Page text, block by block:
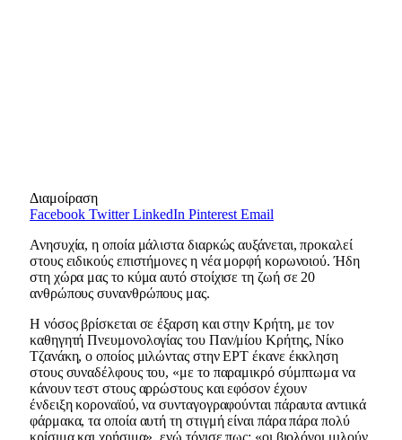
Διαμοίραση
Facebook Twitter LinkedIn Pinterest Email
Ανησυχία, η οποία μάλιστα διαρκώς αυξάνεται, προκαλεί
στους ειδικούς επιστήμονες η νέα μορφή κορωνοιού. Ήδη
στη χώρα μας το κύμα αυτό στοίχισε τη ζωή σε 20
ανθρώπους συνανθρώπους μας.
Η νόσος βρίσκεται σε έξαρση και στην Κρήτη, με τον
καθηγητή Πνευμονολογίας του Παν/μίου Κρήτης, Νίκο
Τζανάκη, ο οποίος μιλώντας στην ΕΡΤ έκανε έκκληση
στους συναδέλφους του, «με το παραμικρό σύμπτωμα να
κάνουν τεστ στους αρρώστους και εφόσον έχουν
ένδειξη κοροναϊού, να συνταγογραφούνται πάραυτα αντιικά
φάρμακα, τα οποία αυτή τη στιγμή είναι πάρα πάρα πολύ
κρίσιμα και χρήσιμα», ενώ τόνισε πως: «οι βιολόγοι μιλούν